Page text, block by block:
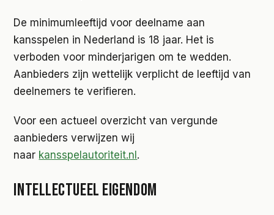
De minimumleeftijd voor deelname aan
kansspelen in Nederland is 18 jaar. Het is
verboden voor minderjarigen om te wedden.
Aanbieders zijn wettelijk verplicht de leeftijd van
deelnemers te verifieren.
Voor een actueel overzicht van vergunde
aanbieders verwijzen wij
naar kansspelautoriteit.nl .
INTELLECTUEEL EIGENDOM